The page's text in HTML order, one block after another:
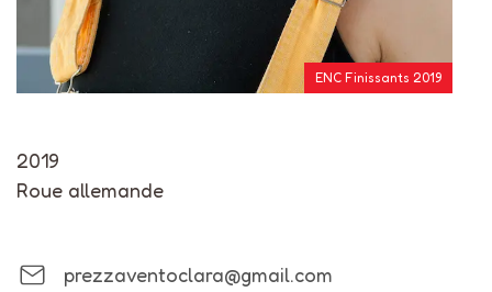
ENC Finissants 2019
2019
Roue allemande
prezzaventoclara@gmail.com